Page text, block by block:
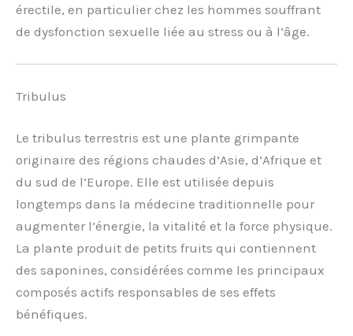
érectile, en particulier chez les hommes souffrant
de dysfonction sexuelle liée au stress ou à l’âge.
Tribulus
Le tribulus terrestris est une plante grimpante
originaire des régions chaudes d’Asie, d’Afrique et
du sud de l’Europe. Elle est utilisée depuis
longtemps dans la médecine traditionnelle pour
augmenter l’énergie, la vitalité et la force physique.
La plante produit de petits fruits qui contiennent
des saponines, considérées comme les principaux
composés actifs responsables de ses effets
bénéfiques.